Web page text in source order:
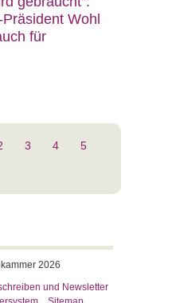
Wohl
für
3 4 5
2026
und Newsletter